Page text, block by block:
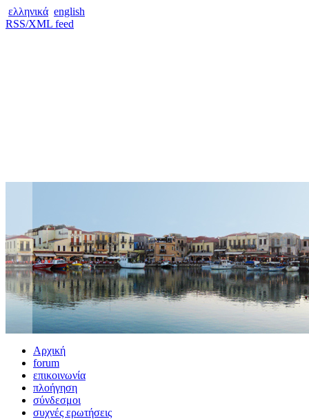
ελληνικά english
RSS/XML feed
Αρχική
forum
επικοινωνία
πλοήγηση
σύνδεσμοι
συχνές ερωτήσεις